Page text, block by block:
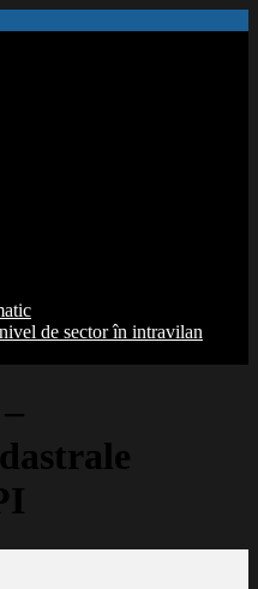
de sector în intravilan